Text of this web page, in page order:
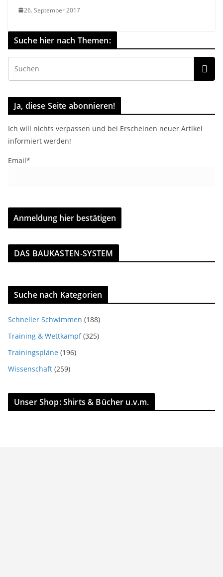
26. September 2017
Suche hier nach Themen:
Ja, diese Seite abonnieren!
Ich will nichts verpassen und bei Erscheinen neuer Artikel
informiert werden!
Email*
DAS BAUKASTEN-SYSTEM
Suche nach Kategorien
Schneller Schwimmen (188)
Training & Wettkampf(325)
Trainingspläne (196)
Wissenschaft (259)
Unser Shop: Shirts & Bücher u.v.m.